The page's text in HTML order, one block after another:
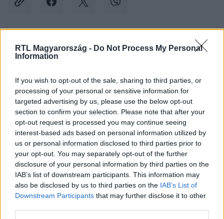
RTL Magyarország - Do Not Process My Personal
Information
If you wish to opt-out of the sale, sharing to third parties, or
processing of your personal or sensitive information for
targeted advertising by us, please use the below opt-out
section to confirm your selection. Please note that after your
opt-out request is processed you may continue seeing
interest-based ads based on personal information utilized by
us or personal information disclosed to third parties prior to
your opt-out. You may separately opt-out of the further
disclosure of your personal information by third parties on the
IAB’s list of downstream participants. This information may
also be disclosed by us to third parties on the IAB’s List of
Downstream Participants that may further disclose it to other
Kövess minket, és értesülj a friss hírekről a
Facebookon is!
Követem
#BELFÖLD #MISKOLC # SZELLEM #HÁZ